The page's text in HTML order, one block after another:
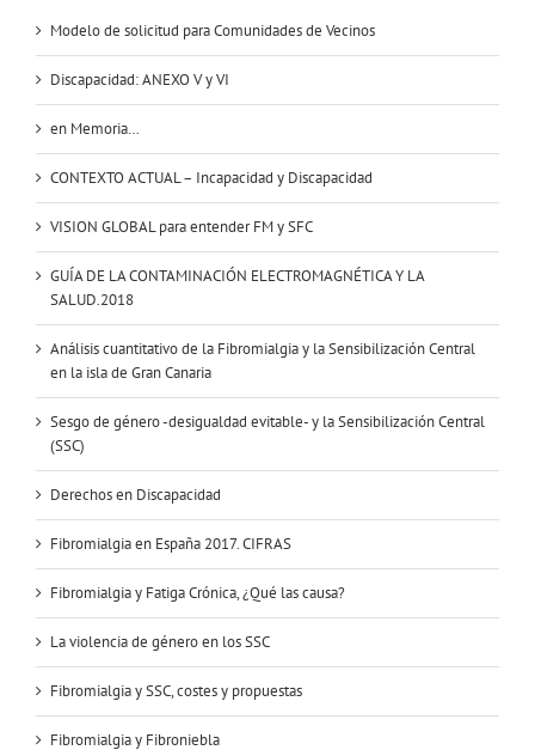
Modelo de solicitud para Comunidades de Vecinos
Discapacidad: ANEXO V y VI
en Memoria…
CONTEXTO ACTUAL – Incapacidad y Discapacidad
VISION GLOBAL para entender FM y SFC
GUÍA DE LA CONTAMINACIÓN ELECTROMAGNÉTICA Y LA
SALUD.2018
Análisis cuantitativo de la Fibromialgia y la Sensibilización Central
en la isla de Gran Canaria
Sesgo de género -desigualdad evitable- y la Sensibilización Central
(SSC)
Derechos en Discapacidad
Fibromialgia en España 2017. CIFRAS
Fibromialgia y Fatiga Crónica, ¿Qué las causa?
La violencia de género en los SSC
Fibromialgia y SSC, costes y propuestas
Fibromialgia y Fibroniebla